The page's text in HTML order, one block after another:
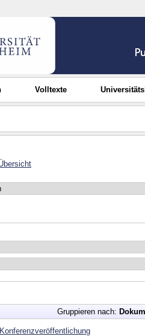
Volltexte
Gruppieren nach:
Konferenzveröffentlichung